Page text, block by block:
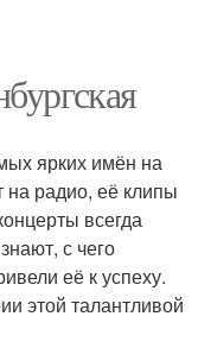
ярких имён на
на радио, её клипы
всегда
с чего
её к успеху.
этой талантливой